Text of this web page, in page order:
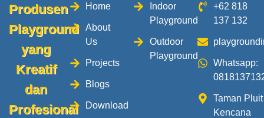
Produsen
Playground
yang
Kreatif
dan
Profesional
Home
About
Us
Projects
Blogs
Download
Indoor
Playground
Outdoor
Playground
+62 818
137 132
Whatsapp:
Taman Pluit
Kencana